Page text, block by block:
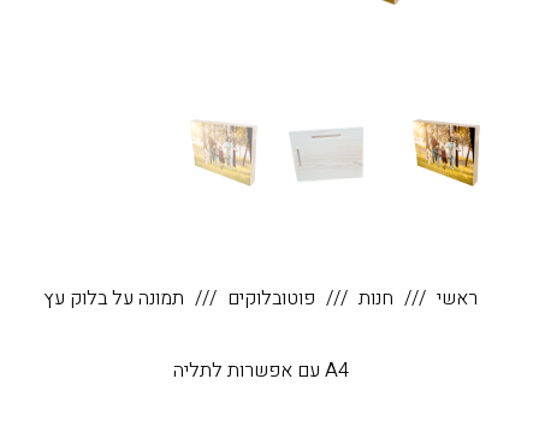
ראשי חנות פוטובלוקים תמונה על בלוק עץ
A4 עם אפשרות לתליה